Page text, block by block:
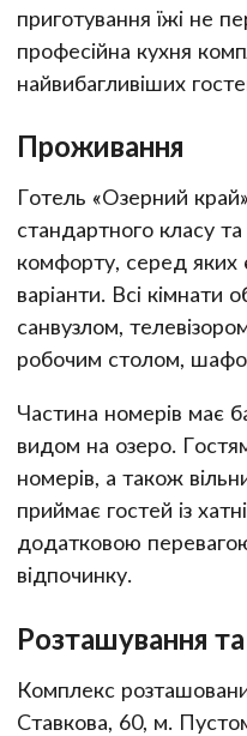
приготування їжі не
професійна кухня
найвибагливіших
Проживання
Готель «Озерний
стандартного класу
комфорту, серед яких
варіанти. Всі кімнати
санвузлом,
робочим столом,
Частина номерів має
видом на озеро.
номерів, а також
приймає гостей із
додатковою
відпочинку.
Розташування
Комплекс
Ставкова, 60, м.